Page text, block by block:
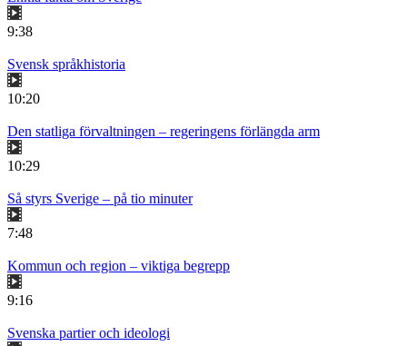
9:38
Svensk språkhistoria
10:20
Den statliga förvaltningen – regeringens förlängda arm
10:29
Så styrs Sverige – på tio minuter
7:48
Kommun och region – viktiga begrepp
9:16
Svenska partier och ideologi